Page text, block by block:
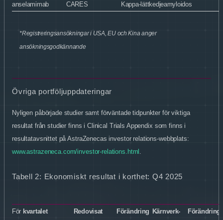
anselamimab
CARES Kappa-lättkedjeamyloidos
*Registreringsansökningar i USA, EU och Kina anger
ansökningsgodkännande
Övriga portföljuppdateringar
Nyligen påbörjade studier samt förväntade tidpunkter för viktiga
resultat från studier finns i Clinical Trials Appendix som finns i
resultatavsnittet på AstraZenecas investor relations-webbplats:
www.astrazeneca.com/investor-relations.html .
Tabell 2: Ekonomiskt resultat i korthet: Q4 2025
För kvartalet
Redovisat Förändring Kärnverk-
Förändring